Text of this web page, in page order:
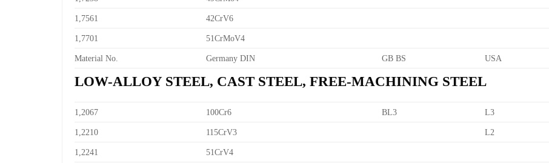
1,7561 42CrV6
1,7701 51CrMoV4
Material No. Germany DIN GB BS USA
LOW-ALLOY STEEL, CAST STEEL, FREE-MACHINING STEEL
1,2067 100Cr6 BL3 L3
1,2210 115CrV3 L2
1,2241 51CrV4